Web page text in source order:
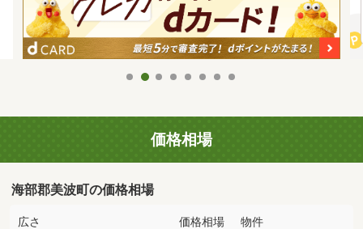
価格相場
海部郡美波町の価格相場
広さ 価格相場 物件